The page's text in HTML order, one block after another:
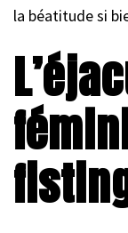
la béatitude si